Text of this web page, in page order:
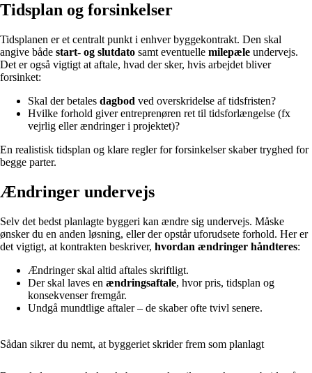
Tidsplan og forsinkelser
Tidsplanen er et centralt punkt i enhver byggekontrakt. Den skal
angive både start- og slutdato samt eventuelle milepæle undervejs.
Det er også vigtigt at aftale, hvad der sker, hvis arbejdet bliver
forsinket:
Skal der betales dagbod ved overskridelse af tidsfristen?
Hvilke forhold giver entreprenøren ret til tidsforlængelse (fx
vejrlig eller ændringer i projektet)?
En realistisk tidsplan og klare regler for forsinkelser skaber tryghed for
begge parter.
Ændringer undervejs
Selv det bedst planlagte byggeri kan ændre sig undervejs. Måske
ønsker du en anden løsning, eller der opstår uforudsete forhold. Her er
det vigtigt, at kontrakten beskriver, hvordan ændringer håndteres:
Ændringer skal altid aftales skriftligt.
Der skal laves en ændringsaftale, hvor pris, tidsplan og
konsekvenser fremgår.
Undgå mundtlige aftaler – de skaber ofte tvivl senere.
Sådan sikrer du nemt, at byggeriet skrider frem som planlagt